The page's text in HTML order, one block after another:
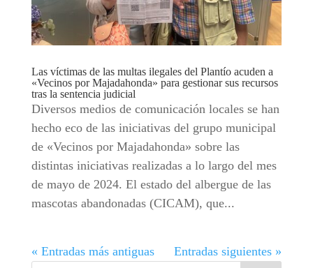
Las víctimas de las multas ilegales del Plantío acuden a
«Vecinos por Majadahonda» para gestionar sus recursos
tras la sentencia judicial
Diversos medios de comunicación locales se han
hecho eco de las iniciativas del grupo municipal
de «Vecinos por Majadahonda» sobre las
distintas iniciativas realizadas a lo largo del mes
de mayo de 2024. El estado del albergue de las
mascotas abandonadas (CICAM), que...
« Entradas más antiguas Entradas siguientes »